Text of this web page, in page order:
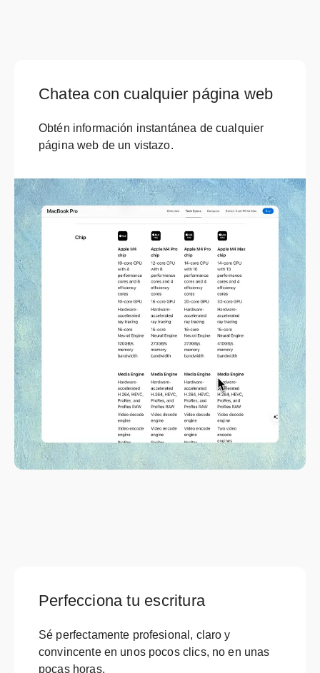
Chatea con cualquier página web
Obtén información instantánea de cualquier
página web de un vistazo.
Perfecciona tu escritura
Sé perfectamente profesional, claro y
convincente en unos pocos clics, no en unas
pocas horas.